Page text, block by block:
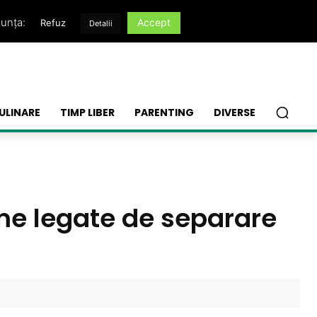
TIMP LIBER PARENTING DIVERSE
legate de separare
Refuz Detalii Accept